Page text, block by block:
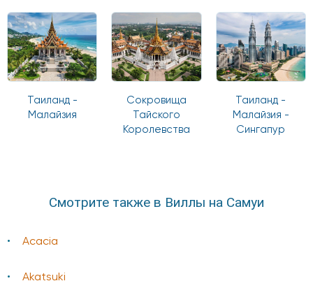
Таиланд -
Малайзия
Сокровища
Тайского
Королевства
Таиланд -
Малайзия -
Сингапур
Смотрите также в Виллы на Самуи
Acacia
Akatsuki